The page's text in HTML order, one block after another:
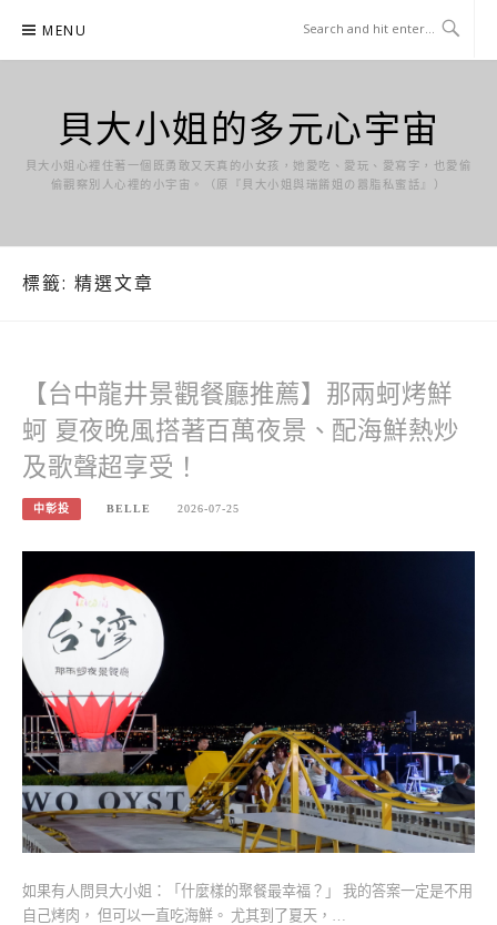
content
MENU
貝大小姐的多元心宇宙
貝大小姐心裡住著一個既勇敢又天真的小女孩，她愛吃、愛玩、愛寫字，也愛偷
偷觀察別人心裡的小宇宙。（原『貝大小姐與瑞餚姐の囂脂私蜜話』）
標籤: 精選文章
【台中龍井景觀餐廳推薦】那兩蚵烤鮮
蚵 夏夜晚風搭著百萬夜景、配海鮮熱炒
及歌聲超享受！
中彰投 BELLE 2026-07-25
如果有人問貝大小姐：「什麼樣的聚餐最幸福？」 我的答案一定是不用
自己烤肉， 但可以一直吃海鮮。 尤其到了夏天，…